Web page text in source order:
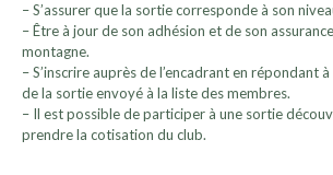
– S’assurer que la sortie corresponde à son
– Être à jour de son adhésion et de son
montagne.
– S’inscrire auprès de l’encadrant en répondant
de la sortie envoyé à la liste des membres.
– Il est possible de participer à une sortie
prendre la cotisation du club.